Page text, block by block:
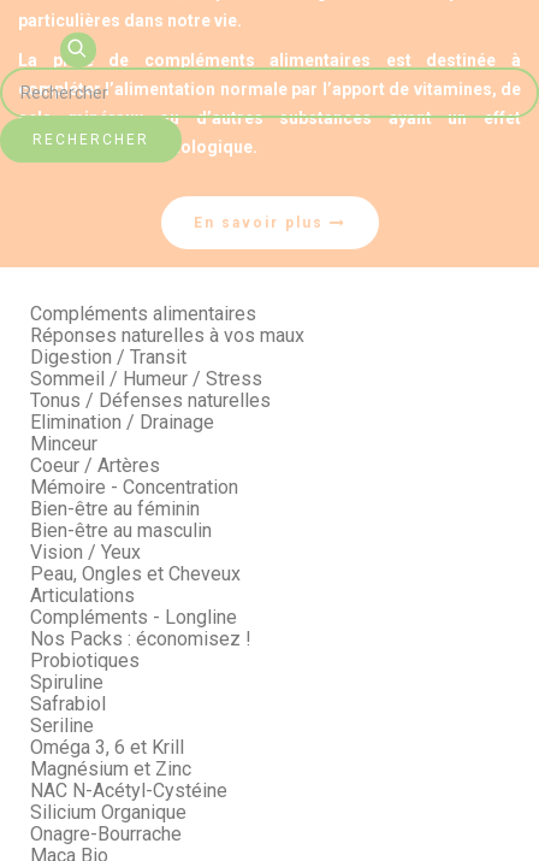
RECHERCHER
particulières dans notre vie.
La prise de compléments alimentaires est destinée à
compléter l’alimentation normale par l’apport de vitamines, de
sels minéraux ou d’autres substances ayant un effet
nutritionnel ou physiologique.
En savoir plus
Compléments alimentaires
Réponses naturelles à vos maux
Digestion / Transit
Sommeil / Humeur / Stress
Tonus / Défenses naturelles
Elimination / Drainage
Minceur
Coeur / Artères
Mémoire - Concentration
Bien-être au féminin
Bien-être au masculin
Vision / Yeux
Peau, Ongles et Cheveux
Articulations
Compléments - Longline
Nos Packs : économisez !
Probiotiques
Spiruline
Safrabiol
Seriline
Oméga 3, 6 et Krill
Magnésium et Zinc
NAC N-Acétyl-Cystéine
Silicium Organique
Onagre-Bourrache
Maca Bio